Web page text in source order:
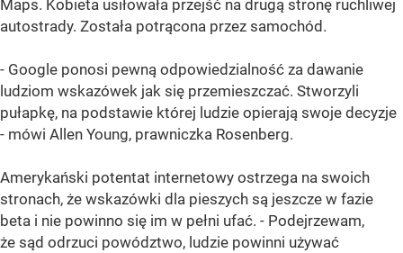
Maps. Kobieta usiłowała przejść na drugą stronę ruchliwej
autostrady. Została potrącona przez samochód.
- Google ponosi pewną odpowiedzialność za dawanie
ludziom wskazówek jak się przemieszczać. Stworzyli
pułapkę, na podstawie której ludzie opierają swoje decyzje
- mówi Allen Young, prawniczka Rosenberg.
Amerykański potentat internetowy ostrzega na swoich
stronach, że wskazówki dla pieszych są jeszcze w fazie
beta i nie powinno się im w pełni ufać. - Podejrzewam,
że sąd odrzuci powództwo, ludzie powinni używać